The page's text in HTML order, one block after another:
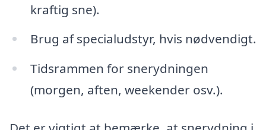
kraftig sne).
Brug af specialudstyr, hvis nødvendigt.
Tidsrammen for snerydningen
(morgen, aften, weekender osv.).